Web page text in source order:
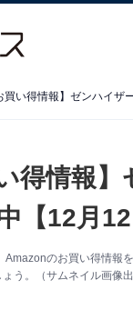
買い得情報】ゼンハイザ
得情報
【12月12
のお買い得情報
う。（サムネイル画像出